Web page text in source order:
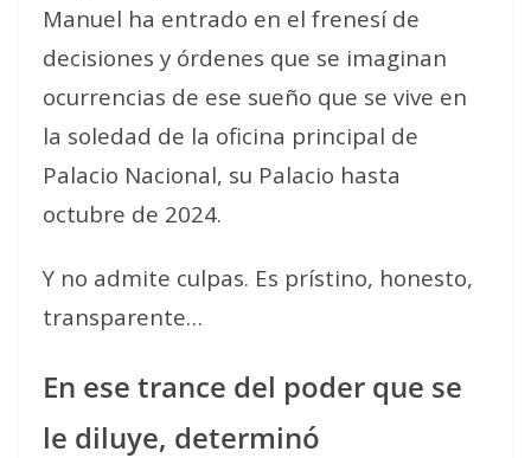
Manuel ha entrado en el frenesí de
decisiones y órdenes que se imaginan
ocurrencias de ese sueño que se vive en
la soledad de la oficina principal de
Palacio Nacional, su Palacio hasta
octubre de 2024.
Y no admite culpas. Es prístino, honesto,
transparente…
En ese trance del poder que se
le diluye, determinó